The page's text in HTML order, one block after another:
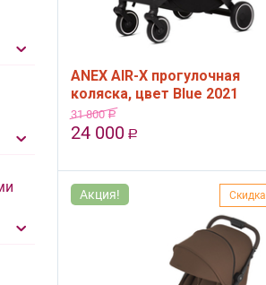
ANEX AIR-X прогулочная
коляска, цвет Blue 2021
31 800 Р
24 000 Р
Акция! Скидка